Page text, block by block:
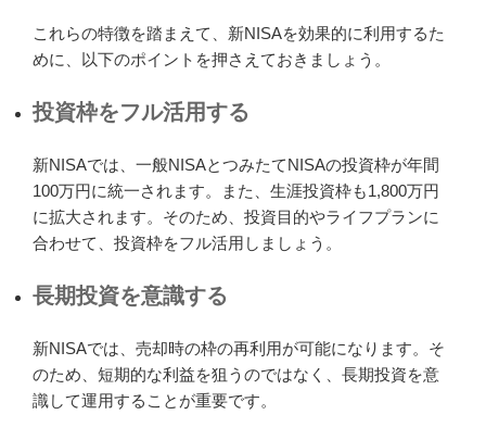
これらの特徴を踏まえて、新NISAを効果的に利用するた
めに、以下のポイントを押さえておきましょう。
投資枠をフル活用する
新NISAでは、一般NISAとつみたてNISAの投資枠が年間
100万円に統一されます。また、生涯投資枠も1,800万円
に拡大されます。そのため、投資目的やライフプランに
合わせて、投資枠をフル活用しましょう。
長期投資を意識する
新NISAでは、売却時の枠の再利用が可能になります。そ
のため、短期的な利益を狙うのではなく、長期投資を意
識して運用することが重要です。